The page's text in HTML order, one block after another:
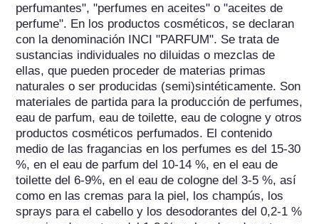
perfumantes", "perfumes en aceites" o "aceites de
perfume". En los productos cosméticos, se declaran
con la denominación INCI "PARFUM". Se trata de
sustancias individuales no diluidas o mezclas de
ellas, que pueden proceder de materias primas
naturales o ser producidas (semi)sintéticamente. Son
materiales de partida para la producción de perfumes,
eau de parfum, eau de toilette, eau de cologne y otros
productos cosméticos perfumados. El contenido
medio de las fragancias en los perfumes es del 15-30
%, en el eau de parfum del 10-14 %, en el eau de
toilette del 6-9%, en el eau de cologne del 3-5 %, así
como en las cremas para la piel, los champús, los
sprays para el cabello y los desodorantes del 0,2-1 %